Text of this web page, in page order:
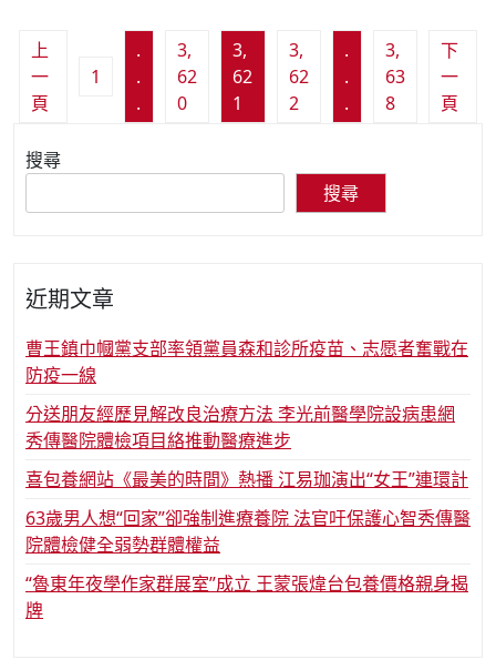
文
章
分
頁
上
一
頁
1
.
.
.
3,
62
0
3,
62
1
3,
62
2
.
.
.
3,
63
8
下
一
頁
搜尋
搜尋
近期文章
曹王鎮巾幗黨支部率領黨員森和診所疫苗、志愿者奮戰在
防疫一線
分送朋友經歷見解改良治療方法 李光前醫學院設病患網
秀傳醫院體檢項目絡推動醫療進步
喜包養網站《最美的時間》熱播 江易珈演出“女王”連環計
63歲男人想“回家”卻強制進療養院 法官吁保護心智秀傳醫
院體檢健全弱勢群體權益
“魯東年夜學作家群展室”成立 王蒙張煒台包養價格親身揭
牌